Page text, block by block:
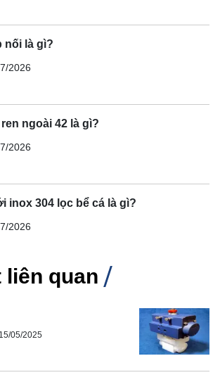
nối là gì?
2026
ren ngoài 42 là gì?
2026
inox 304 lọc bể cá là gì?
2026
liên quan
15/05/2025